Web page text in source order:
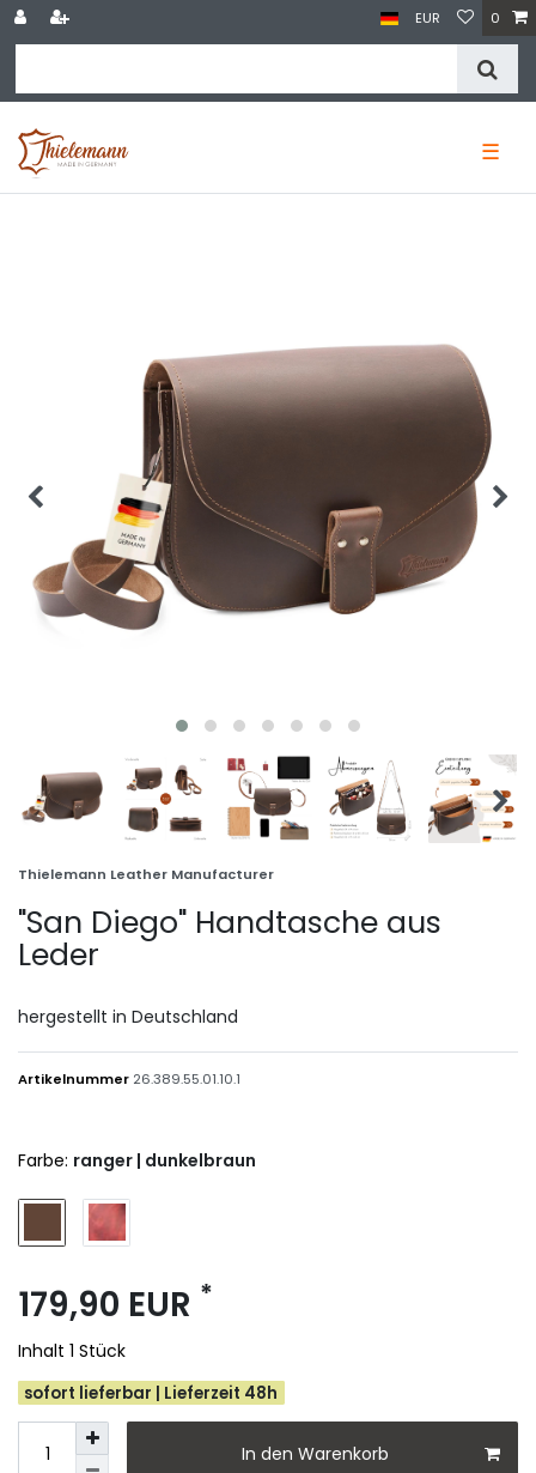
EUR 0
☰
Thielemann Leather Manufacturer
"San Diego" Handtasche aus
Leder
hergestellt in Deutschland
Artikelnummer 26.389.55.01.10.1
Farbe: ranger | dunkelbraun
179,90 EUR *
Inhalt 1 Stück
sofort lieferbar | Lieferzeit 48h
In den Warenkorb